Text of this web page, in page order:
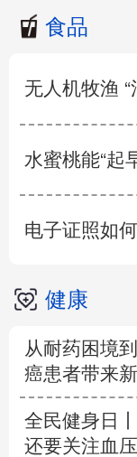
食品
无人机牧渔 “
水蜜桃能“起
电子证照如
健康
从耐药困境
癌患者带来
全民健身日
还要关注血